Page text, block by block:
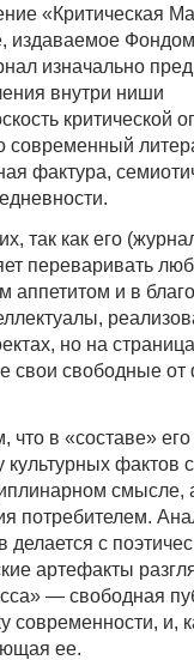
«Критическая
издаваемое
изначально
внутри ниши
критической
современный
фактура,
так как его
переваривать
аппетитом и в
но на
свои свободные
что в «составе»
фактов
смысле,
потребителем.
делается с
артефакты
— свободная
современности, и,
ее.